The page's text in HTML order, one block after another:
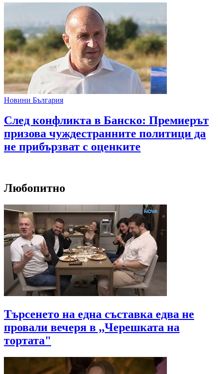
Новини България
След конфликта в Банско: Премиерът
призова чуждестранните политици да
не прибързват с оценките
Любопитно
Търсенето на една съставка едва не
провали вечеря в ,,Черешката на
тортата"